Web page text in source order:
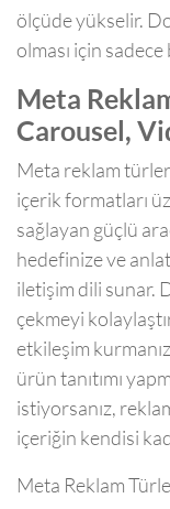
ölçüde yükselir.
olması için
Meta
Carousel,
Meta reklam
içerik formatları
sağlayan güçlü
hedefinize ve
iletişim dili sunar.
çekmeyi
etkileşim
ürün tanıtımı
istiyorsanız,
içeriğin kendisi
Meta Reklam